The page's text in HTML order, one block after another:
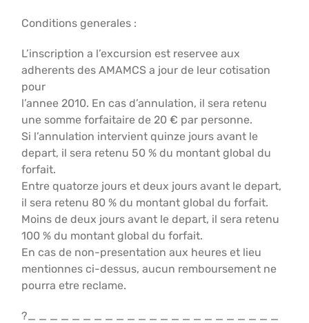
Conditions generales :
L’inscription a l’excursion est reservee aux
adherents des AMAMCS a jour de leur cotisation
pour
l’annee 2010. En cas d’annulation, il sera retenu
une somme forfaitaire de 20 € par personne.
Si l’annulation intervient quinze jours avant le
depart, il sera retenu 50 % du montant global du
forfait.
Entre quatorze jours et deux jours avant le depart,
il sera retenu 80 % du montant global du forfait.
Moins de deux jours avant le depart, il sera retenu
100 % du montant global du forfait.
En cas de non-presentation aux heures et lieu
mentionnes ci-dessus, aucun remboursement ne
pourra etre reclame.
?_ _ _ _ _ _ _ _ _ _ _ _ _ _ _ _ _ _ _ _ _ _ _